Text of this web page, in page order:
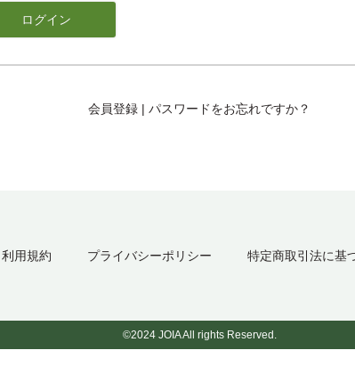
会員登録 | パスワードをお忘れですか？
利用規約 プライバシーポリシー 特定商取引法に基
©2024 JOIA All rights Reserved.